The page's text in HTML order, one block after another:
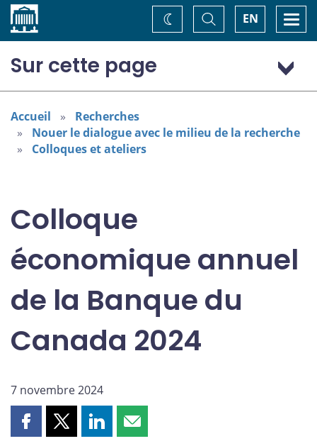
Accueil EN
Basculer
la
recherche
Changez
de
Sur cette page
Programme : jeudi 7 novembre
Programme : vendredi 8 novembre
Accueil
Recherches
Nouer le dialogue avec le milieu de la recherche
Colloques et ateliers
Colloque
économique annuel
de la Banque du
Canada 2024
7 novembre 2024
PartagerPartagerPartagerPartager